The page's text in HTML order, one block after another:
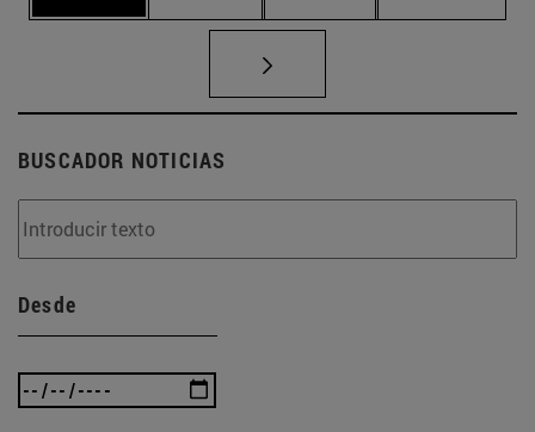
BUSCADOR NOTICIAS
Desde